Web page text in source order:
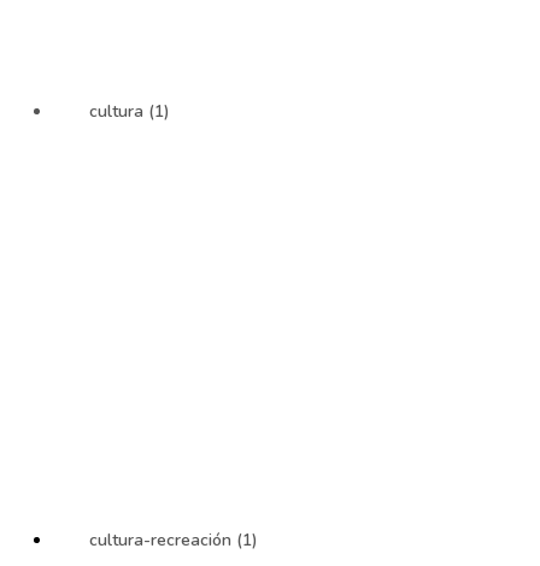
cultura (1)
cultura-recreación (1)